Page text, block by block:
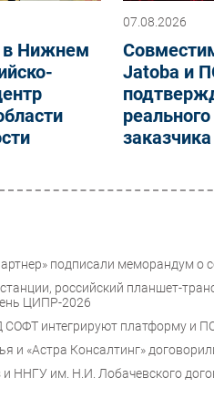
в Нижнем
07.08.2026
Jatoba и
заказчика
подписали меморандум о
российский планшет-
ЦИПР-2026
СОФТ интегрируют платформу и
и «Астра Консалтинг»
и ННГУ им. Н.И. Лобачевского